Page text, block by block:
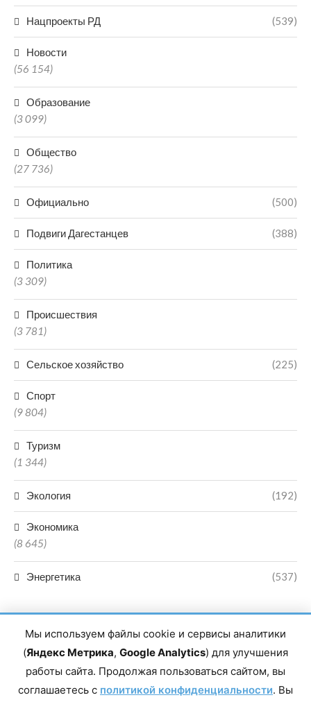
Нацпроекты РД (539)
Новости
(56 154)
Образование
(3 099)
Общество
(27 736)
Официально (500)
Подвиги Дагестанцев (388)
Политика
(3 309)
Происшествия
(3 781)
Сельское хозяйство (225)
Спорт
(9 804)
Туризм
(1 344)
Экология (192)
Экономика
(8 645)
Энергетика (537)
Главный редактор сетевого издания Магомаев Тимур Нухович.
Контакты редакции: 8(988)-292-94-34 Почта: vestiskfo@gmail.com По
Мы используем файлы cookie и сервисы аналитики
(Яндекс Метрика, Google Analytics) для улучшения
работы сайта. Продолжая пользоваться сайтом, вы
соглашаетесь с политикой конфиденциальности. Вы